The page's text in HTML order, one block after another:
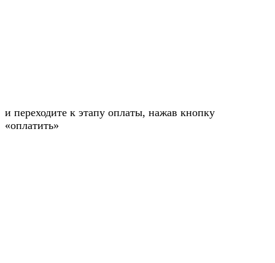
и переходите к этапу оплаты, нажав кнопку
«оплатить»